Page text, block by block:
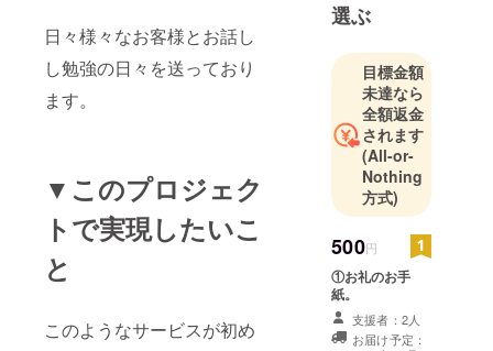
日々様々なお客様とお話し
し勉強の日々を送っており
ます。
▼このプロジェク
トで実現したいこ
と
このようなサービスが初め
に勤めてお
り日々勉強
の毎日を
送っており
ます。
1日でも早く
将来の夢に
近づけるよ
う日々精進
です。
選ぶ
目標金額
未達なら
全額返金
されます
(All-or-
Nothing
方式)
500円
①お礼のお手
紙。
支援者：2人
お届け予定：